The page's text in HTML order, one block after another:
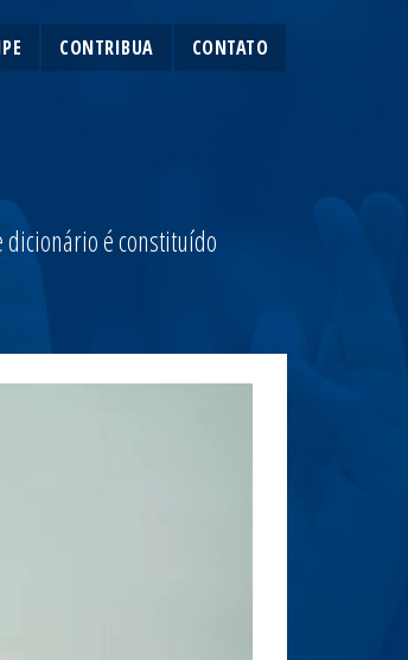
CONTRIBUA CONTATO
dicionário é constituído